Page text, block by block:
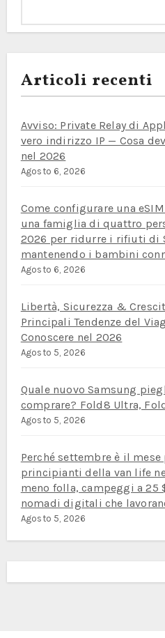
Articoli recenti
Avviso: Private Relay di
vero indirizzo IP — Cosa
nel 2026
Agosto 6, 2026
Come configurare una
una famiglia di quattro
2026 per ridurre i rifiuti di
mantenendo i bambini
Agosto 6, 2026
Libertà, Sicurezza &
Principali Tendenze del
Conoscere nel 2026
Agosto 5, 2026
Quale nuovo Samsung
comprare? Fold8 Ultra,
Agosto 5, 2026
Perché settembre è il
principianti della van life
meno folla, campeggi a 25
nomadi digitali che
Agosto 5, 2026